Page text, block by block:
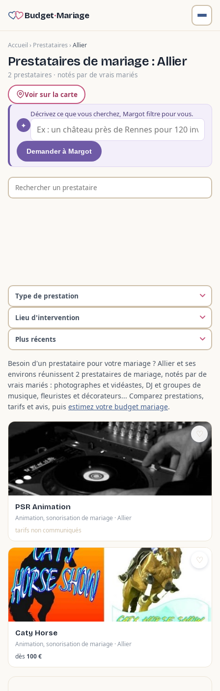
Budget·Mariage
Accueil › Prestataires› Allier
Prestataires de mariage : Allier
2 prestataires · notés par de vrais mariés
Voir sur la carte
✦
Décrivez ce que vous cherchez, Margot filtre pour vous.
Demander à Margot
Besoin d'un prestataire pour votre mariage ? Allier et ses
environs réunissent 2 prestataires de mariage, notés par de
vrais mariés : photographes et vidéastes, DJ et groupes de
musique, fleuristes et décorateurs... Comparez prestations,
tarifs et avis, puis estimez votre budget mariage.
♡
PSR Animation
Animation, sonorisation de mariage · Allier
tarifs non communiqués
♡
Caty Horse
Animation, sonorisation de mariage · Allier
dès 100 €